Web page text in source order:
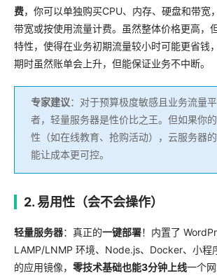
费，你可以单独购买CPU、内存、硬盘和带宽
带宽或按使用流量计费。虽然整体价格更高，
特性，使得在业务初期流量较小时可能更省钱
期时虽然账单会上升，但能保证业务不中断。
专家建议：对于预算极度敏感且业务流量
者，轻量服务器是性价比之王。但如果你
性（如在线教育、抢购活动），云服务器
能让成本更可控。
2. 易用性（会不会操作）
轻量服务器：真正的一键部署！内置了
LAMP/LNMP 环境、Node.js、Docker、小程
的应用镜像， 零技术基础也能3分钟上线一个